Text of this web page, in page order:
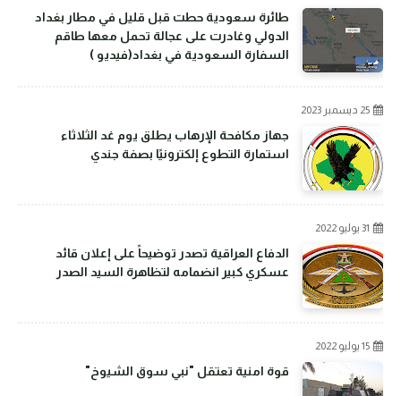
طائرة سعودية حطت قبل قليل في مطار بغداد
الدولي وغادرت على عجالة تحمل معها طاقم
السفارة السعودية في بغداد(فيديو )
25 ديسمبر 2023
جهاز مكافحة الإرهاب يطلق يوم غد الثلاثاء
استمارة التطوع إلكترونيًا بصفة جندي
31 يوليو 2022
الدفاع العراقية تصدر توضيحاً على إعلان قائد
عسكري كبير انضمامه لتظاهرة السيد الصدر
15 يوليو 2022
قوة امنية تعتقل "نبي سوق الشيوخ"